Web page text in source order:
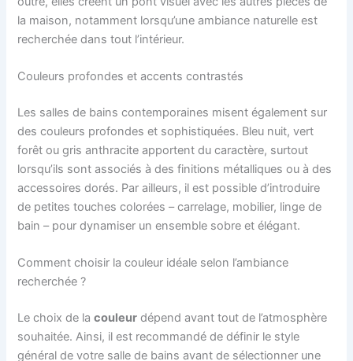
la maison, notamment lorsqu’une ambiance naturelle est
recherchée dans tout l’intérieur.
Couleurs profondes et accents contrastés
Les salles de bains contemporaines misent également sur
des couleurs profondes et sophistiquées. Bleu nuit, vert
forêt ou gris anthracite apportent du caractère, surtout
lorsqu’ils sont associés à des finitions métalliques ou à des
accessoires dorés. Par ailleurs, il est possible d’introduire
de petites touches colorées – carrelage, mobilier, linge de
bain – pour dynamiser un ensemble sobre et élégant.
Comment choisir la couleur idéale selon l’ambiance
recherchée ?
Le choix de lacouleur dépend avant tout de l’atmosphère
souhaitée. Ainsi, il est recommandé de définir le style
général de votre salle de bains avant de sélectionner une